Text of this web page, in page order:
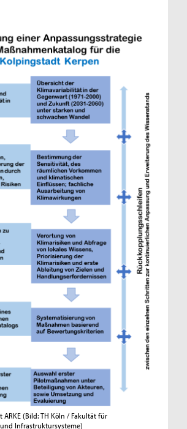
ARKE (Bild: TH Köln / Fakultät für
Infrastruktursysteme)